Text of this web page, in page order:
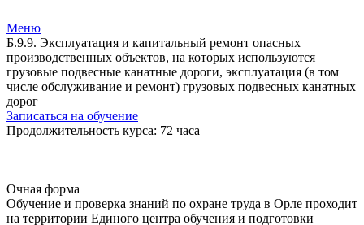
Меню
Б.9.9. Эксплуатация и капитальный ремонт опасных
производственных объектов, на которых используются
грузовые подвесные канатные дороги, эксплуатация (в том
числе обслуживание и ремонт) грузовых подвесных канатных
дорог
Записаться на обучение
Продолжительность курса: 72 часа
Очная форма
Обучение и проверка знаний по охране труда в Орле проходит
на территории Единого центра обучения и подготовки